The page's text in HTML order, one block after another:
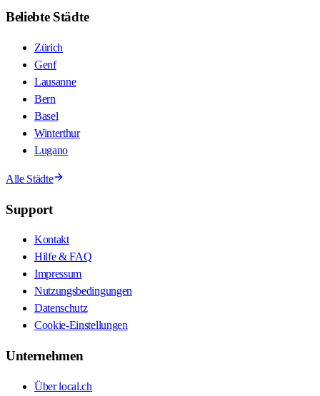
Beliebte Städte
Zürich
Genf
Lausanne
Bern
Basel
Winterthur
Lugano
Alle Städte
Support
Kontakt
Hilfe & FAQ
Impressum
Nutzungsbedingungen
Datenschutz
Cookie-Einstellungen
Unternehmen
Über local.ch